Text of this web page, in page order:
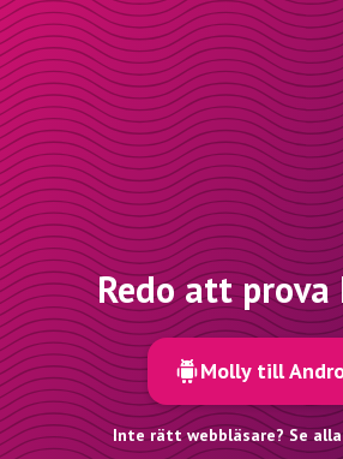
Redo att prova
Molly till
Inte rätt webbläsare? Se